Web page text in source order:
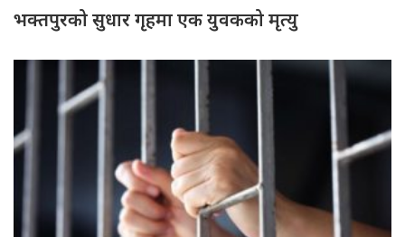
भक्तपुरको सुधार गृहमा एक युवकको मृत्यु